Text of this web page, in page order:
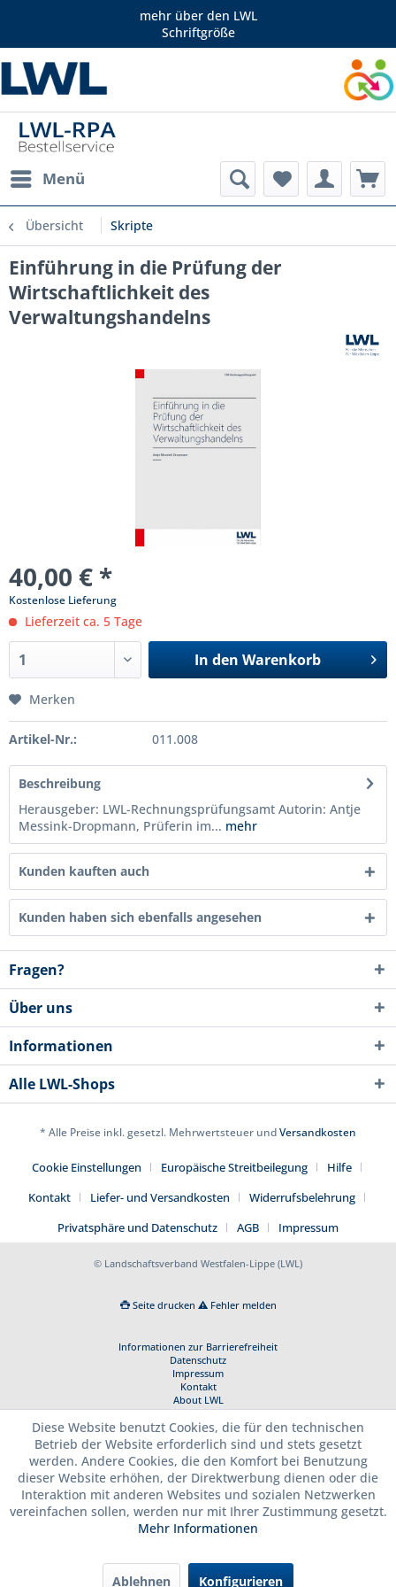
mehr über den LWL
Schriftgröße
Menü
Übersicht Skripte
Einführung in die Prüfung der
Wirtschaftlichkeit des
Verwaltungshandelns
40,00 € *
Kostenlose Lieferung
Lieferzeit ca. 5 Tage
In den Warenkorb
Merken
Artikel-Nr.: 011.008
Beschreibung
Herausgeber: LWL-Rechnungsprüfungsamt Autorin: Antje
Messink-Dropmann, Prüferin im... mehr
Kunden kauften auch
Kunden haben sich ebenfalls angesehen
Fragen?
Über uns
Informationen
Alle LWL-Shops
* Alle Preise inkl. gesetzl. Mehrwertsteuer undVersandkosten
Cookie Einstellungen Europäische Streitbeilegung
Hilfe
Kontakt
Liefer- und Versandkosten
Widerrufsbelehrung
Privatsphäre und Datenschutz
AGB Impressum
© Landschaftsverband Westfalen-Lippe (LWL)
Seite drucken Fehler melden
Informationen zur Barrierefreiheit
Datenschutz
Impressum
Kontakt
About LWL
Diese Website benutzt Cookies, die für den technischen
Betrieb der Website erforderlich sind und stets gesetzt
werden. Andere Cookies, die den Komfort bei Benutzung
dieser Website erhöhen, der Direktwerbung dienen oder die
Interaktion mit anderen Websites und sozialen Netzwerken
vereinfachen sollen, werden nur mit Ihrer Zustimmung gesetzt.
Mehr Informationen
Ablehnen Konfigurieren